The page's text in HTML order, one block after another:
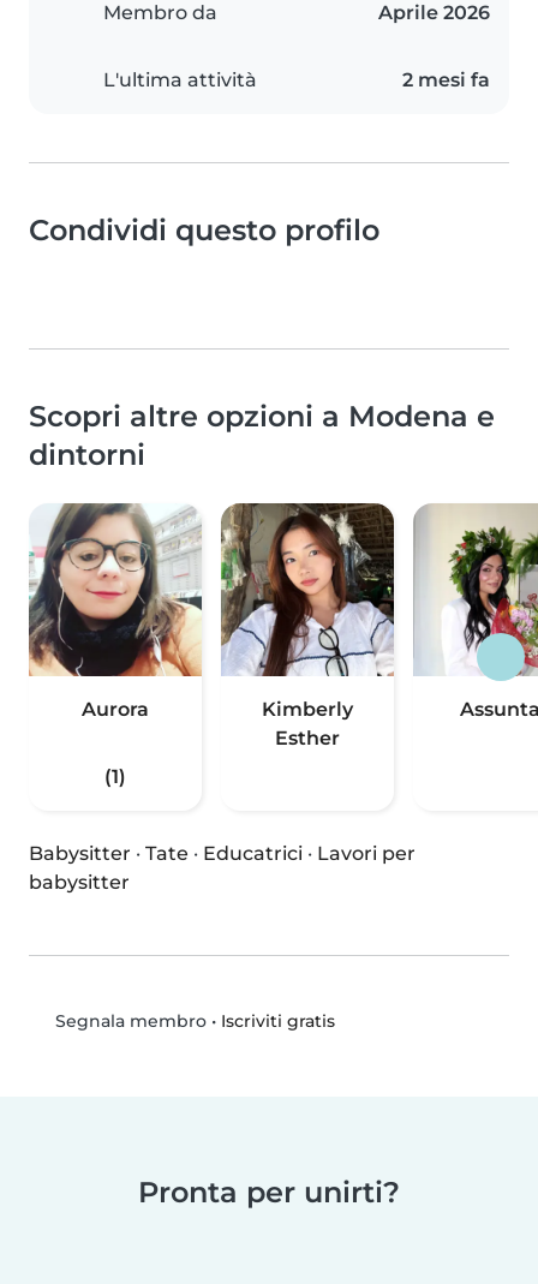
Membro da Aprile 2026
L'ultima attività 2 mesi fa
Condividi questo profilo
Scopri altre opzioni a Modena e
dintorni
Aurora
(1)
Kimberly
Esther
Babysitter · Tate · Educatrici · Lavori per
babysitter
Segnala membro• Iscriviti gratis
Pronta per unirti?